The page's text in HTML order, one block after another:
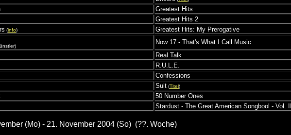
Greatest Hits
Greatest Hits 2
(info) Greatest Hits: My Prerogative
Now 17 - That's What I Call Music
Real Talk
R.U.L.E.
Confessions
Suit (Titel )
50 Number Ones
Stardust - The Great American Songbool - Vol. III
(Mo) - 21. November 2004 (So) (??. Woche)